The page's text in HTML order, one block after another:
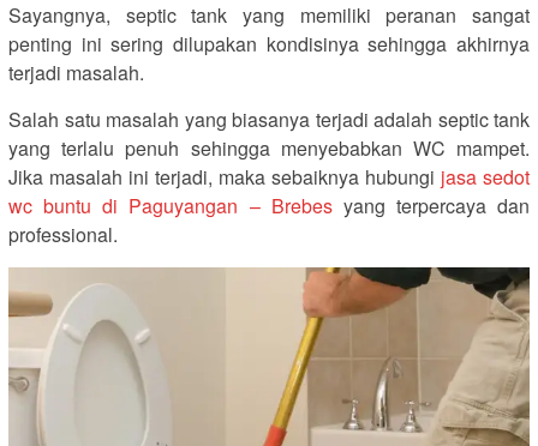
Sayangnya, septic tank yang memiliki peranan sangat
penting ini sering dilupakan kondisinya sehingga akhirnya
terjadi masalah.
Salah satu masalah yang biasanya terjadi adalah septic tank
yang terlalu penuh sehingga menyebabkan WC mampet.
Jika masalah ini terjadi, maka sebaiknya hubungi jasa sedot
wc buntu di Paguyangan – Brebesyang terpercaya dan
professional.